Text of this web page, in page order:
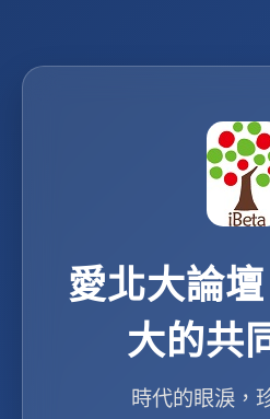
愛北大論
大的共
時代的眼淚，